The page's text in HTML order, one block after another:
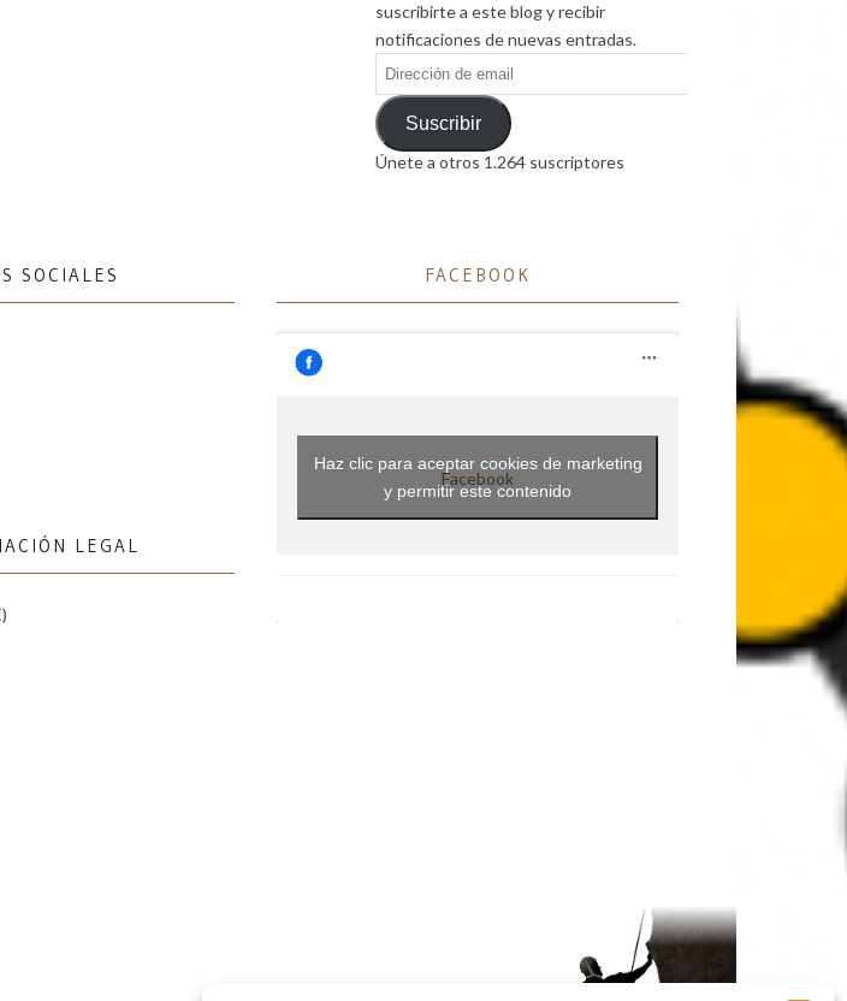
suscribirte a este blog y recibir
notificaciones de nuevas entradas.
Dirección
de
emailSuscribir
Únete a otros 1.264 suscriptores
SOCIALES
LEGAL
FACEBOOK
Facebook
Haz clic para aceptar cookies de marketing
y permitir este contenido